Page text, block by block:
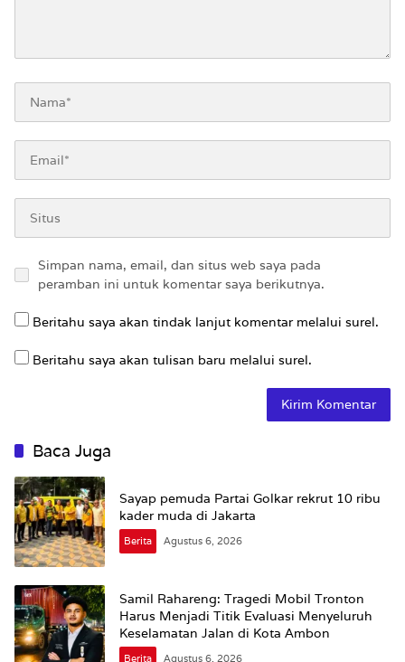
Simpan nama, email, dan situs web saya pada
peramban ini untuk komentar saya berikutnya.
Beritahu saya akan tindak lanjut komentar melalui surel.
Beritahu saya akan tulisan baru melalui surel.
Baca Juga
Sayap pemuda Partai Golkar rekrut 10 ribu
kader muda di Jakarta
Berita Agustus 6, 2026
Samil Rahareng: Tragedi Mobil Tronton
Harus Menjadi Titik Evaluasi Menyeluruh
Keselamatan Jalan di Kota Ambon
Berita Agustus 6, 2026